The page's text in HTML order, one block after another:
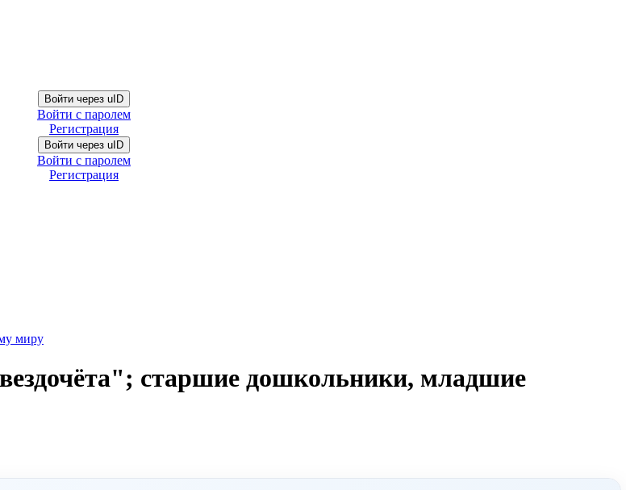
Войти через uID
Войти с паролем
Регистрация
Войти через uID
Войти с паролем
Регистрация
миру
старшие дошкольники, младшие